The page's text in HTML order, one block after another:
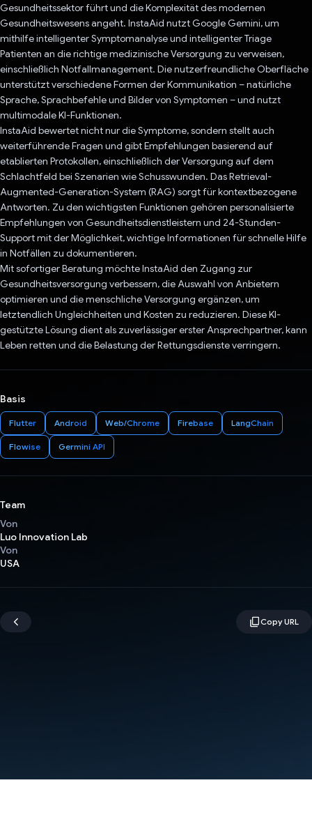
Gesundheitssektor führt und die Komplexität des modernen
Gesundheitswesens angeht. InstaAid nutzt Google Gemini, um
mithilfe intelligenter Symptomanalyse und intelligenter Triage
Patienten an die richtige medizinische Versorgung zu verweisen,
einschließlich Notfallmanagement. Die nutzerfreundliche Oberfläche
unterstützt verschiedene Formen der Kommunikation – natürliche
Sprache, Sprachbefehle und Bilder von Symptomen – und nutzt
multimodale KI-Funktionen.
InstaAid bewertet nicht nur die Symptome, sondern stellt auch
weiterführende Fragen und gibt Empfehlungen basierend auf
etablierten Protokollen, einschließlich der Versorgung auf dem
Schlachtfeld bei Szenarien wie Schusswunden. Das Retrieval-
Augmented-Generation-System (RAG) sorgt für kontextbezogene
Antworten. Zu den wichtigsten Funktionen gehören personalisierte
Empfehlungen von Gesundheitsdienstleistern und 24-Stunden-
Support mit der Möglichkeit, wichtige Informationen für schnelle Hilfe
in Notfällen zu dokumentieren.
Mit sofortiger Beratung möchte InstaAid den Zugang zur
Gesundheitsversorgung verbessern, die Auswahl von Anbietern
optimieren und die menschliche Versorgung ergänzen, um
letztendlich Ungleichheiten und Kosten zu reduzieren. Diese KI-
gestützte Lösung dient als zuverlässiger erster Ansprechpartner, kann
Leben retten und die Belastung der Rettungsdienste verringern.
Basis
Flutter Android Web/Chrome Firebase LangChain
Flowise Germini API
Team
Von
Luo Innovation Lab
Von
USA